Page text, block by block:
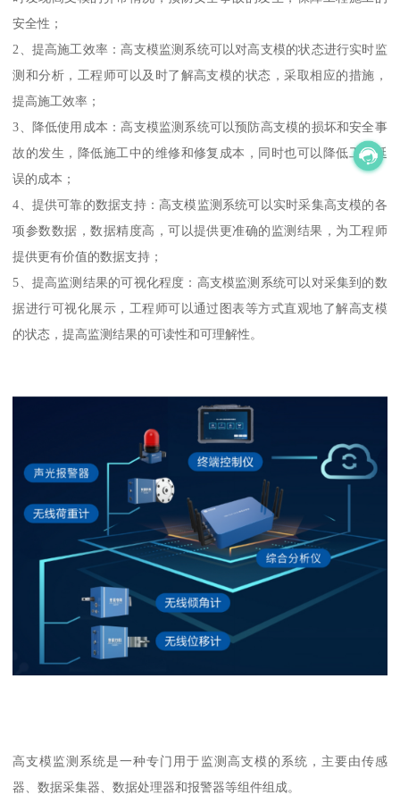
安全性；
2、提高施工效率：高支模监测系统可以对高支模的状态进行实时监
测和分析，工程师可以及时了解高支模的状态，采取相应的措施，
提高施工效率；
3、降低使用成本：高支模监测系统可以预防高支模的损坏和安全事
故的发生，降低施工中的维修和修复成本，同时也可以降低工程延
误的成本；
4、提供可靠的数据支持：高支模监测系统可以实时采集高支模的各
项参数数据，数据精度高，可以提供更准确的监测结果，为工程师
提供更有价值的数据支持；
5、提高监测结果的可视化程度：高支模监测系统可以对采集到的数
据进行可视化展示，工程师可以通过图表等方式直观地了解高支模
的状态，提高监测结果的可读性和可理解性。
高支模监测系统是一种专门用于监测高支模的系统，主要由传感
器、数据采集器、数据处理器和报警器等组件组成。